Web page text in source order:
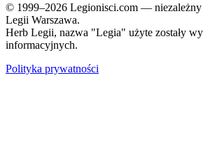
© 1999–2026 Legionisci.com —
Legii Warszawa.
Herb Legii, nazwa "Legia" użyte zostały
informacyjnych.
Polityka prywatności